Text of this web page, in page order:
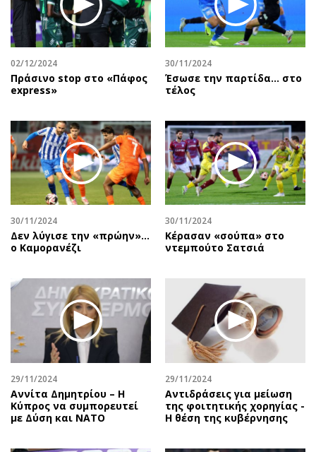
Βιβλίο
Χειρόγραφα
Προσωπικότητες στην ''Κ''
Επιστολές
02/12/2024
Πράσινο stop στο «Πάφος
express»
30/11/2024
Έσωσε την παρτίδα… στο
τέλος
30/11/2024
Δεν λύγισε την «πρώην»…
ο Καμορανέζι
30/11/2024
Κέρασαν «σούπα» στο
ντεμπούτο Σατσιά
29/11/2024
Αννίτα Δημητρίου – Η
Κύπρος να συμπορευτεί
με Δύση και ΝΑΤΟ
29/11/2024
Αντιδράσεις για μείωση
της φοιτητικής χορηγίας -
Η θέση της κυβέρνησης